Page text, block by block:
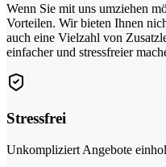
Wenn Sie mit uns umziehen
Vorteilen. Wir bieten Ihnen
auch eine Vielzahl von
einfacher und stressfreier
Stressfrei
Unkompliziert Angebote